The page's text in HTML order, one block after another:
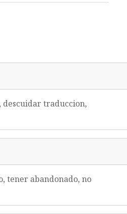
descuidar traduccion,
tener abandonado, no